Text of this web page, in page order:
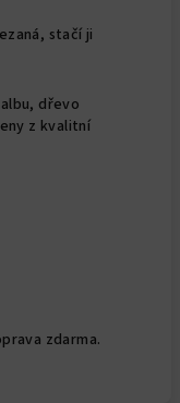
stačí ji
dřevo
z kvalitní
zdarma.